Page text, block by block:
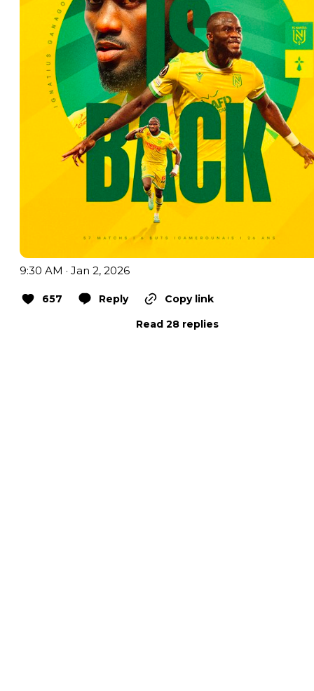
9:30 AM · Jan 2, 2026
657 Reply
Copy link
Read 28 replies